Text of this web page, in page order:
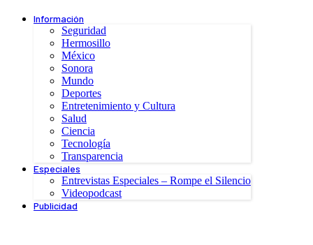
Información
Seguridad
Hermosillo
México
Sonora
Mundo
Deportes
Entretenimiento y Cultura
Salud
Ciencia
Tecnología
Transparencia
Especiales
Entrevistas Especiales – Rompe el Silencio
Videopodcast
Publicidad